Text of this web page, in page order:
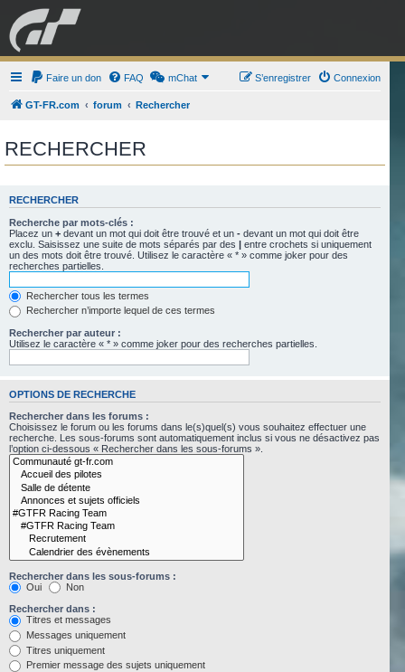
GRAN TURISMO FORUM
ESPORT BOUTIQUE
Faire un don FAQ mChat Connexion
S’enregistrer
GT-FR.com forum Rechercher
RECHERCHER
RECHERCHER
Recherche par mots-clés :
Placez un + devant un mot qui doit être trouvé et un - devant un mot qui doit être
exclu. Saisissez une suite de mots séparés par des | entre crochets si uniquement
un des mots doit être trouvé. Utilisez le caractère « * » comme joker pour des
recherches partielles.
Rechercher tous les termes
Rechercher n’importe lequel de ces termes
Rechercher par auteur :
Utilisez le caractère « * » comme joker pour des recherches partielles.
OPTIONS DE RECHERCHE
Rechercher dans les forums :
Choisissez le forum ou les forums dans le(s)quel(s) vous souhaitez effectuer une
recherche. Les sous-forums sont automatiquement inclus si vous ne désactivez pas
l’option ci-dessous « Rechercher dans les sous-forums ».
Rechercher dans les sous-forums :
Oui
Non
Rechercher dans :
Titres et messages
Messages uniquement
Titres uniquement
Premier message des sujets uniquement